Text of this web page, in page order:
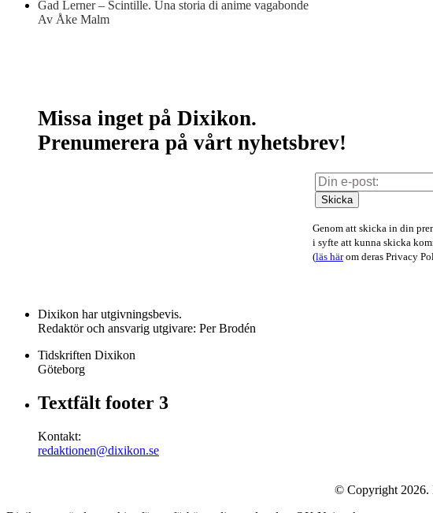
Gad Lerner – Scintille. Una storia di anime vagabonde
Av Åke Malm
Missa inget på Dixikon.
Prenumerera på vårt nyhetsbrev!
Skicka
Genom att skicka in din
i syfte att kunna skicka
(läs härom deras Privacy
Dixikon har utgivningsbevis.
Redaktör och ansvarig utgivare: Per Brodén
Tidskriften Dixikon
Göteborg
Textfält footer 3
Kontakt:
redaktionen@dixikon.se
© Copyright 2026.